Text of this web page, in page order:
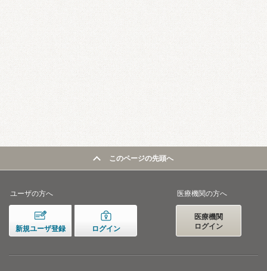
このページの先頭へ
ユーザの方へ
新規ユーザ登録 ログイン
医療機関の方へ
医療機関
ログイン